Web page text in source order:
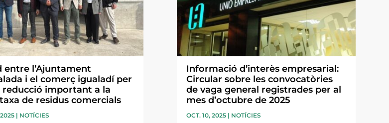
entre l’Ajuntament
i el comerç igualadí per
reducció important a la
de residus comercials
| NOTÍCIES
Informació d’interès empresarial:
Circular sobre les convocatòries
de vaga general registrades per al
mes d’octubre de 2025
OCT. 10, 2025| NOTÍCIES